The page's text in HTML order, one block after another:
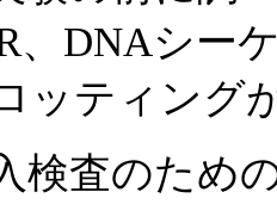
、DNAシー
ッティング
検査のため